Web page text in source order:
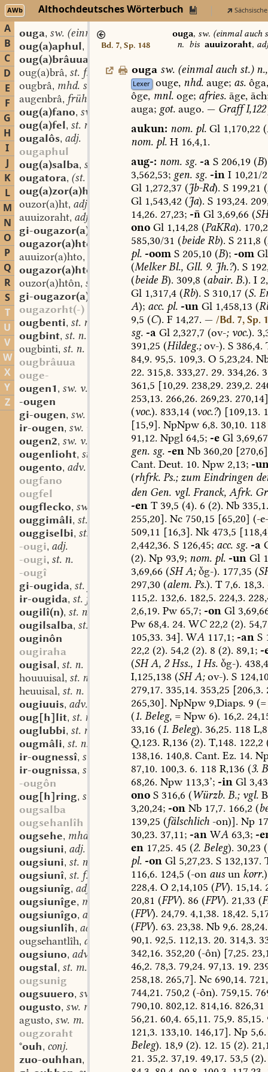
AWb Althochdeutsches Wörterbuch
A
B
C
D
E
F
G
H
I
J
K
L
M
N
O
P
Q
R
S
T
U
V
W
X
Y
Z
ouga, sw. (einmal auch st.) n.
oug(a)aphul,
st. m.
oug(a)brâuua
oug(a)brâ, st. f.
ougbrâ, mhd. sw. f.
augenbrâ, frühnhd. st. f.
oug(a)fano, sw. m.
oug(a)fel, st. n.
ougalôs, adj.
ougaphul
oug(a)salba, st. sw. f.
ougatora, (st. sw.?) f.
oug(a)zor(a)ht
ouzor(a)ht, adj.
auuizoraht, adj.
gi-ougazor(a)hten
sw. v.
ougazor(a)hto
auuizor(a)hto,
ougazor(a)htôn
ouzor(a)htôn, sw. v.
gi-ougazor(a)htôn
sw. v.
ougazorht(-)
ougbenti, st. n.
ougbint, st. n.
ougbinti, st. n.
ougbrâuua
ouge-
ougen1, sw. v.
-ougen
gi-ougen, sw. v.
ir-ougen, sw. v.
ougen2, sw. v.
ougenlioht, st. n.
ougento, adv.
ougfano
ougfel
ougflecko, sw. m.
ouggimâli, st. n.
ouggiselbi, st. n.
-ougi, adj.
-ougi, st. n.
-ougî
gi-ougida, st. f.
ir-ougida, st. f.
ougilî(n), st. n.
ougilsalba, st. f.
ouginôn
ougiraha
ougisal, st. n.
houuuisal, st. n.
heuuisal, st. n.
ougiuuis, adv.
oug[h]lit, st. n.
ouglubbi, st. n.
ougmâli, st. n.
ir-ougnessî, st. f.
ir-ougnissa, st. f.
-ougôn
oug[h]ring, st. m.
ougsalba
ougsehanlîh
ougsehe, mhd. (st. sw.?) f.
ougsiuni, adj.
ougsiuni, st. n.
ougsiunî, st. f.
ougsiunîg, adj.
ougsiunîge, mhd. st. f.
ougsiunîgo, adv.
ougsiunlîh, adj.
ougsehantlîh, adj.
ougsiuno, adv.
ougstal, st. m.
ougsunig
ougsuuero, sw. m.
ougusto, sw. m.
agusto, sw. m.
ougzoraht
°ouh, conj.
zuo-ouhhan,
Bd. 7, Sp. 148
ouga, sw. (einmal auch
n. bis auuizoraht,
ouga sw. (einmalauch st.) n.,
Lexer ouge, nhd.auge; as. ôga,
ôge, mnl.oge; afries.āge,
auga; got.augo. — GraffI,122
aukun: nom.pl.Gl1,170,22 (
nom.pl.H 16,4,1.
aug-: nom.sg. -aS206,19 (B
3,562,53; gen. sg. -inI10,21/
Gl1,272,37 (Jb-Rd). S 199,21 (
Gl1,543,42 (Ja). S193,24.
14,26. 27,23; -Gl3,69,66 (SH
onoGl1,14,28 (PaKRa).
585,30/31 (beideRb). S211,8 (
pl. -oomS 205,10 (B); -omGl
(MelkerBl.,Gll.9.Jh.?). S
(beideB). 309,8 (abair.B.). I
Gl1,317,4(Rb). S310,17 (S.
A); acc. pl. -unGl1,458,13 (
9,5 (C). F14,27. — /Bd. 7, Sp.
sg. -aGl2,327,7 (ov-;voc.).
391,25 (Hildeg.;ov-). S386,4.
84,9. 95,5. 109,3. O5,23,24.
22. 315,8. 333,27. 29. 334,26.
361,5 [10,29. 238,29. 239,2.
253,13. 266,26. 269,23.
(voc.). 833,14(voc.?) [109,13.
[15,9]. NpNpw6,8. 30,10. 118
91,12. Npgl64,5; -eGl3,69,67
gen.sg. -enNb360,20
Cant. Deut. 10. Npw2,13; -
(rhfrk.Ps.;zumEindringen
denGen. vgl.Franck,Afrk.
-enT39,5 (4). 6 (2). Nb335,1.
255,20]. Nc750,15 [65,20] (-e-
509,11 [16,3]. Nk473,5
2,442,36. S126,45; acc.sg. -a
(2). Np 93,9; nom.pl. -unGl
3,69,66 (SHA;g-). 177,35 (
297,30 (alem.Ps.). T7,6. 18,3.
115,2. 132,6. 182,5. 224,3.
2,6,19. Pw65,7; -onGl
Pw68,4. 24. WC 22,2 (2).
105,33. 34]. WA117,1; -anS
22,2 (2). 54,2 (2). 8 (2). 89,1; -
(SHA,2Hss.,1Hs.g-).
I,125,138 (SH A;ov-). S
279,17. 335,14. 353,25 [206,3.
265,30]. NpNpw9,Diaps. 9 (=
(1.Beleg,=Npw6). 16,2.
33,16 (1. Beleg). 36,25. 118
Q,123. R,136 (2). T,148. 122,2
138,16. 140,8. Cant. Ez. 14.
87,10. 100,3. 6. 118 R,136 (3.
68,26. Npw113,3’; -inGl
onoS316,6 (Würzb. B.;vgl.
3,20,24; -onNb17,7. 166,2 (
139,25 (fälschlich-on)]. Np
30,23. 37,11; -anWA63,3; -
en17,25. 45 (2.Beleg). 30,23 (
pl. -onGl5,27,23. S132,137.
116,6. 124,5 (-on ausun korr.
228,4. O2,14,105 (PV). 15,14.
20,81 (FPV). 86 (FPV). 21,33 (
(FPV). 24,79. 4,1,38. 18,42.
(FPV). 63. 23,38. Nb 9,6. 28,24.
90,1. 92,5. 112,13. 20. 314,3.
342,16. 352,20 (-ôn) [7,25.
46,2. 78,3. 79,24. 97,13. 19.
258,18. 265,7]. Nc690,14.
744,21. 750,2 (-ôn). 759,15.
790,10. 802,12. 814,16. 826,31
56,21. 60,4. 65,11. 75,9. 85,15.
121,3. 133,10. 146,17]. Np5,6.
Beleg). 18,9 (2). 12. 15 (2).
21. 35,2. 37,19. 49,17. 53,5 (2).